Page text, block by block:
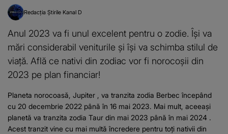
Redacția Știrile Kanal D
Anul 2023 va fi unul excelent pentru o zodie. Își va
mări considerabil veniturile și își va schimba stilul de
viață. Află ce nativi din zodiac vor fi norocoșii din
2023 pe plan financiar!
Planeta norocoasă, Jupiter , va tranzita zodia Berbec începând
cu 20 decembrie 2022 până în 16 mai 2023. Mai mult, aceeași
planetă va tranzita zodia Taur din mai 2023 până în mai 2024 .
Acest tranzit vine cu mai multă încredere pentru toți nativii din